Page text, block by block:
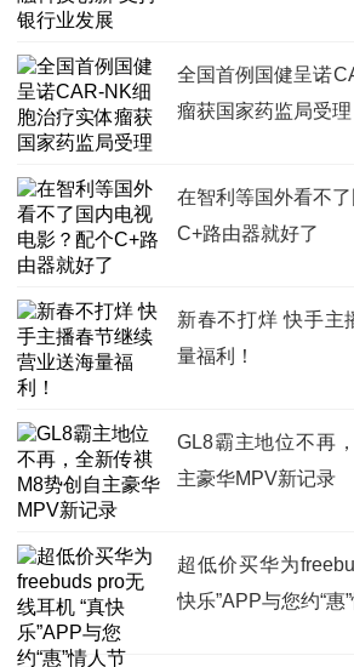
全国首例国健呈诺
瘤获国家药监局受理
在智利等国外看不
C+路由器就好了
新春不打烊 快手主
量福利！
GL8霸主地位不再
主豪华MPV新记录
超低价买华为
快乐”APP与您约“惠